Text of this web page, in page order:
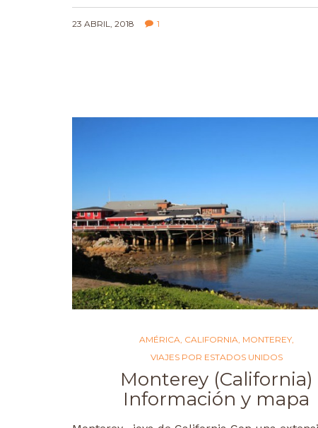
23 ABRIL, 2018 1
AMÉRICA, CALIFORNIA, MONTEREY,
VIAJES POR ESTADOS UNIDOS
Monterey (California)
Información y mapa